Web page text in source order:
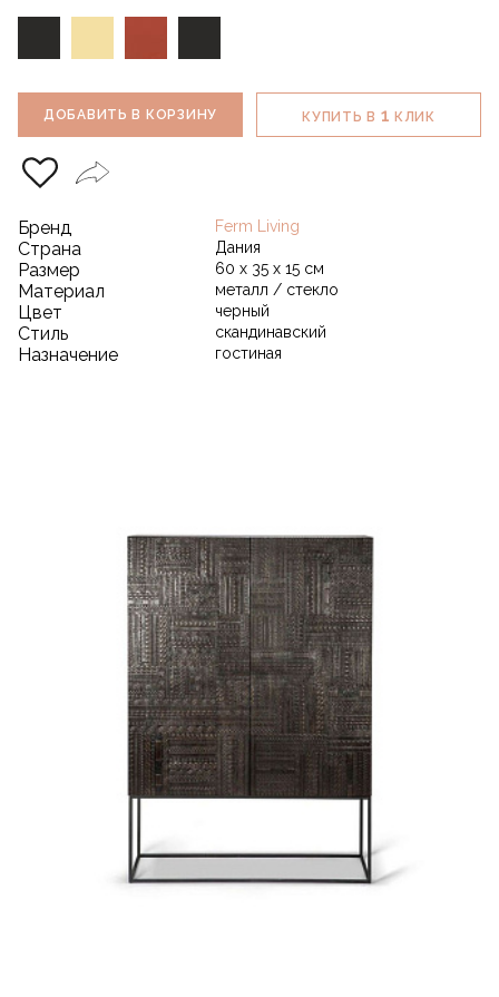
ДОБАВИТЬ В КОРЗИНУ КУПИТЬ В 1 КЛИК
Бренд Ferm Living
Страна Дания
Размер 60 х 35 х 15 см
Материал металл / стекло
Цвет черный
Стиль скандинавский
Назначение гостиная